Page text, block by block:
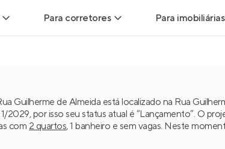
Para corretores
Parcerias imobiliárias
Para imobiliárias
Anunciar
Guilherme de Almeida está localizado na Rua
2029, por isso seu status atual é “Lançamento”. O
com 2 quartos, 1 banheiro e sem vagas. Neste